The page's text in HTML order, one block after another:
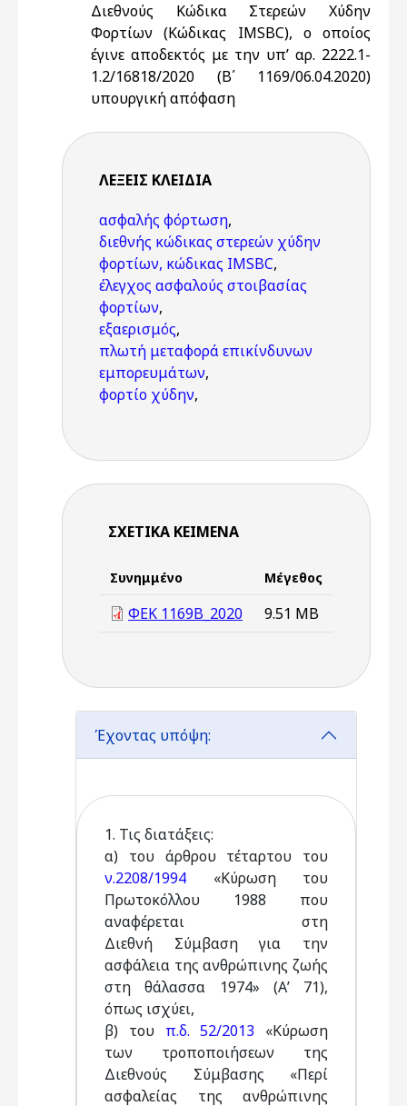
Διεθνούς Κώδικα Στερεών Χύδην
Φορτίων (Κώδικας IMSBC), ο οποίος
έγινε αποδεκτός με την υπ’ αρ. 2222.1-
1.2/16818/2020 (B΄ 1169/06.04.2020)
υπουργική απόφαση
ΛΈΞΕΙΣ KΛΕΙΔΙΆ
ασφαλής φόρτωση,
διεθνής κώδικας στερεών χύδην
φορτίων, κώδικας IMSBC,
έλεγχος ασφαλούς στοιβασίας
φορτίων,
εξαερισμός,
πλωτή μεταφορά επικίνδυνων
εμπορευμάτων,
φορτίο χύδην,
ΣΧΕΤΙΚΆ ΚΕΊΜΕΝΑ
Συνημμένο Μέγεθος
ΦΕΚ 1169Β_2020 9.51 MB
Έχοντας υπόψη:
1. Τις διατάξεις:
α) του άρθρου τέταρτου του
ν.2208/1994 «Κύρωση του
Πρωτοκόλλου 1988 που
αναφέρεται στη
Διεθνή Σύμβαση για την
ασφάλεια της ανθρώπινης ζωής
στη θάλασσα 1974» (Α’ 71),
όπως ισχύει,
β) του π.δ. 52/2013 «Κύρωση
των τροποποιήσεων της
Διεθνούς Σύμβασης «Περί
ασφαλείας της ανθρώπινης